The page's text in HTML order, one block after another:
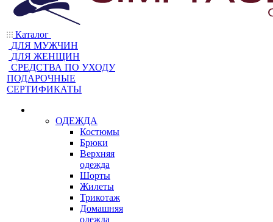
Каталог
ДЛЯ МУЖЧИН
ДЛЯ ЖЕНЩИН
CРЕДСТВА ПО УХОДУ
ПОДАРОЧНЫЕ
СЕРТИФИКАТЫ
ОДЕЖДА
Костюмы
Брюки
Верхняя
одежда
Шорты
Жилеты
Трикотаж
Домашняя
одежда